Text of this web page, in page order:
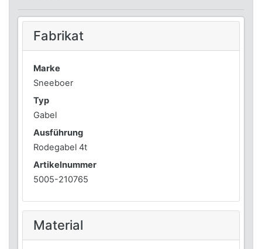
Fabrikat
Marke
Sneeboer
Typ
Gabel
Ausführung
Rodegabel 4t
Artikelnummer
5005-210765
Material